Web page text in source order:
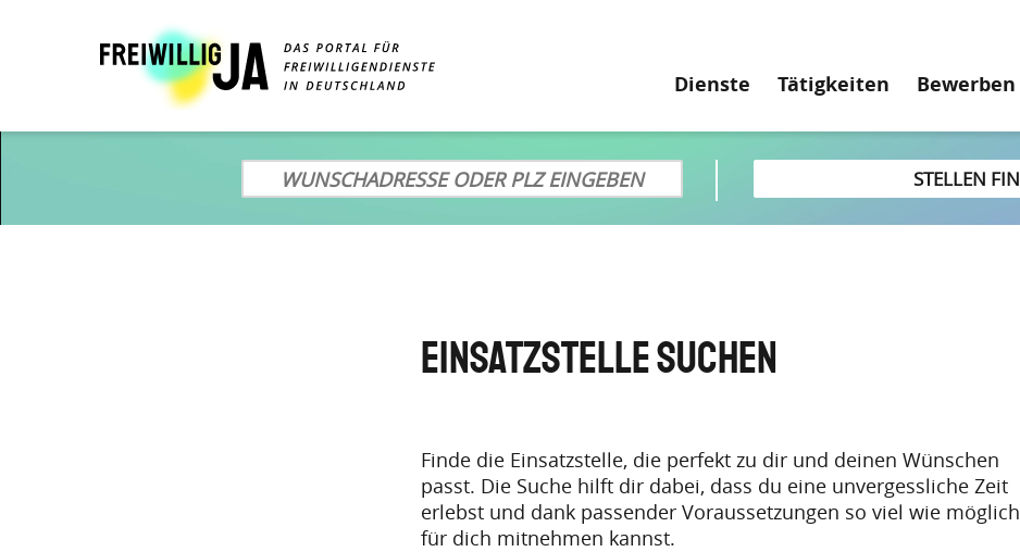
Dienste Tätigkeiten Bewerben
Einsatzstelle suchen
Finde die Einsatzstelle, die perfekt zu dir und deinen Wünschen
passt. Die Suche hilft dir dabei, dass du eine unvergessliche Zeit
erlebst und dank passender Voraussetzungen so viel wie möglich
für dich mitnehmen kannst.